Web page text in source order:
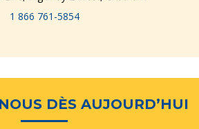
1 866 761-5854
DÈS AUJOURD’HUI